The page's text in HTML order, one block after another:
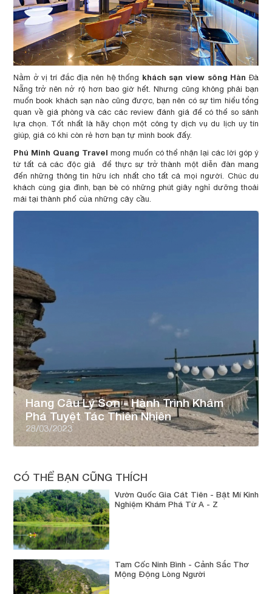
Nằm ở vị trí đắc địa nên hệ thống khách sạn view sông Hàn Đà
Nẵng trở nên nở rộ hơn bao giờ hết. Nhưng cũng không phải bạn
muốn book khách sạn nào cũng được, bạn nên có sự tìm hiểu tổng
quan về giá phòng và các các review đánh giá để có thể so sánh
lựa chọn. Tốt nhất là hãy chọn một công ty dịch vụ du lịch uy tín
giúp, giá có khi còn rẻ hơn bạn tự mình book đấy.
Phú Minh Quang Travel mong muốn có thể nhận lại các lời góp ý
từ tất cả các độc giả để thực sự trở thành một diễn đàn mang
đến những thông tin hữu ích nhất cho tất cả mọi người. Chúc du
khách cùng gia đình, bạn bè có những phút giây nghỉ dưỡng thoải
mái tại thành phố của những cây cầu.
Hang Câu Lý Sơn - Hành Trình Khám
Phá Tuyệt Tác Thiên Nhiên
28/03/2023
CÓ THỂ BẠN CŨNG THÍCH
Vườn Quốc Gia Cát Tiên - Bật Mí Kinh
Nghiệm Khám Phá Từ A - Z
Tam Cốc Ninh Bình - Cảnh Sắc Thơ
Mộng Động Lòng Người